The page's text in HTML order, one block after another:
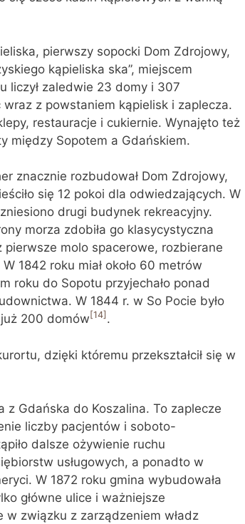
pierwszy sopocki Dom Zdrojowy,
kąpieliska ska”, miejscem
liczył zaledwie 23 domy i 307
z powstaniem kąpielisk i zaplecza.
restauracje i cukiernie. Wynajęto też
między Sopotem a Gdańskiem.
znacznie rozbudował Dom Zdrojowy,
się 12 pokoi dla odwiedzających. W
drugi budynek rekreacyjny.
morza zdobiła go klasycystyczna
pierwsze molo spacerowe, rozbierane
1842 roku miał około 60 metrów
roku do Sopotu przyjechało ponad
W 1844 r. w So Pocie było
200 domów [14] .
dzięki któremu przekształcił się w
z Gdańska do Koszalina. To zaplecze
liczby pacjentów i soboto-
dalsze ożywienie ruchu
usługowych, a ponadto w
W 1872 roku gmina wybudowała
główne ulice i ważniejsze
w związku z zarządzeniem władz